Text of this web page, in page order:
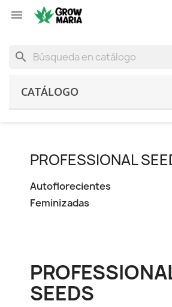

search
CATÁLOGO
PROFESSIONAL
Autoflorecientes
Feminizadas
SEEDS